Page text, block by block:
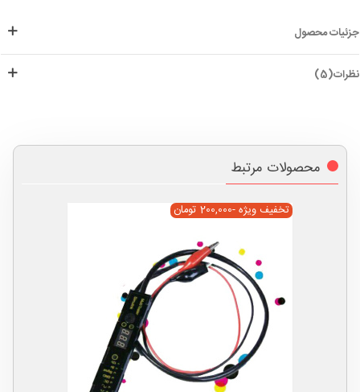
جزئیات محصول
نظرات(5)
محصولات مرتبط
تخفیف ویژه-200,000 تومان